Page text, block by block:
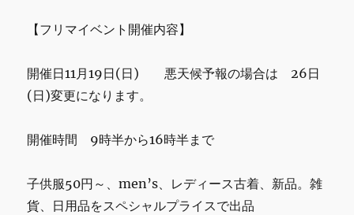
【フリマイベント開催内容】
開催日11月19日(日) 悪天候予報の場合は 26日
(日)変更になります。
開催時間 9時半から16時半まで
子供服50円～、men’s、レディース古着、新品。雑
貨、日用品をスペシャルプライスで出品